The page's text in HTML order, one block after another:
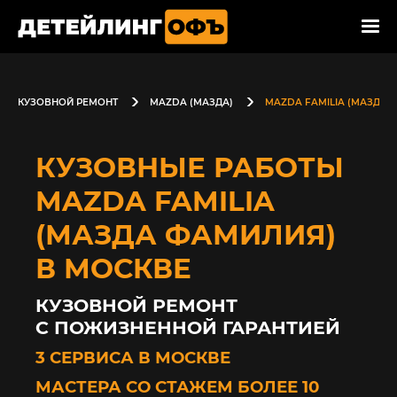
КУЗОВНОЙ РЕМОНТ MAZDA (МАЗДА) MAZDA FAMILIA
КУЗОВНЫЕ РАБОТЫ
MAZDA FAMILIA
(МАЗДА ФАМИЛИЯ)
В МОСКВЕ
КУЗОВНОЙ РЕМОНТ
С ПОЖИЗНЕННОЙ ГАРАНТИЕЙ
3 СЕРВИСА В МОСКВЕ
МАСТЕРА СО СТАЖЕМ БОЛЕЕ 10